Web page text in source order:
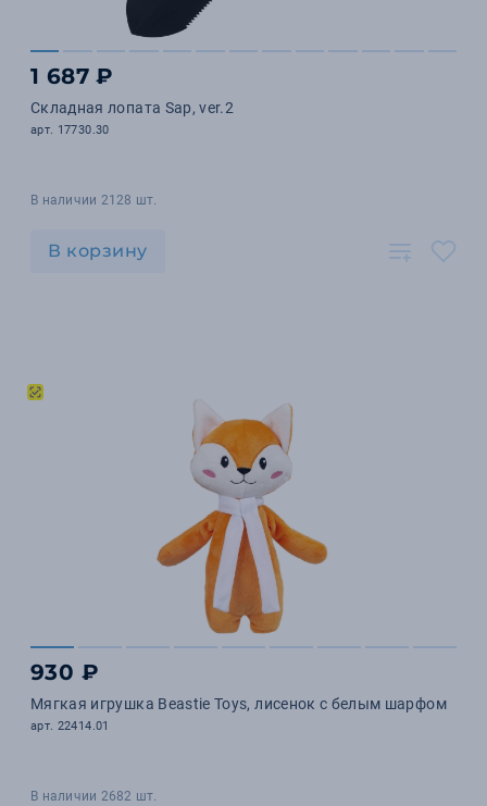
1 687 ₽
Складная лопата Sap, ver.2
арт. 17730.30
В наличии 2128 шт.
В корзину
930 ₽
Мягкая игрушка Beastie Toys, лисенок с белым шарфом
арт. 22414.01
В наличии 2682 шт.